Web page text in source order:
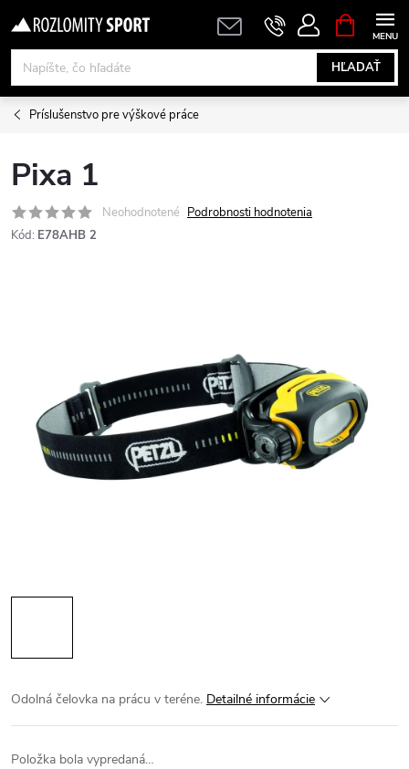
na
obsah
HĽADAŤ
KOŠÍK
Príslušenstvo pre výškové práce
Pixa 1
Neohodnotené Podrobnosti hodnotenia
Kód: E78AHB 2
Odolná čelovka na prácu v teréne. Detailné informácie
Položka bola vypredaná…